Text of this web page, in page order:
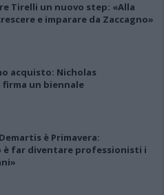
Tirelli un nuovo step: «Alla
e imparare da Zaccagno»
acquisto: Nicholas
un biennale
è Primavera:
è far diventare professionisti i